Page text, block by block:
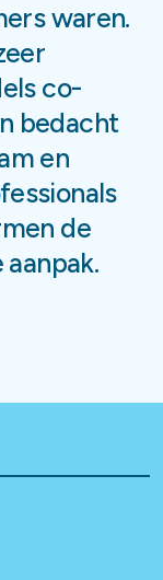
waren.
co-
bedacht
en
de